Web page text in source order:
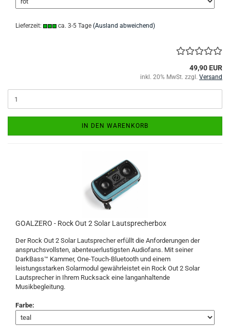
Lieferzeit: ca. 3-5 Tage (Ausland abweichend)
49,90 EUR
inkl. 20% MwSt. zzgl. Versand
IN DEN WARENKORB
GOALZERO - Rock Out 2 Solar Lautsprecherbox
Der Rock Out 2 Solar Lautsprecher erfüllt die Anforderungen der
anspruchsvollsten, abenteuerlustigsten Audiofans. Mit seiner
DarkBass™ Kammer, One-Touch-Bluetooth und einem
leistungsstarken Solarmodul gewährleistet ein Rock Out 2 Solar
Lautsprecher in Ihrem Rucksack eine langanhaltende
Musikbegleitung.
Farbe: